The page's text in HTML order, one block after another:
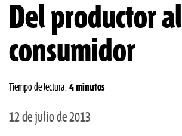
Del productor al
consumidor
Tiempo de lectura: 4 minutos
12 de julio de 2013